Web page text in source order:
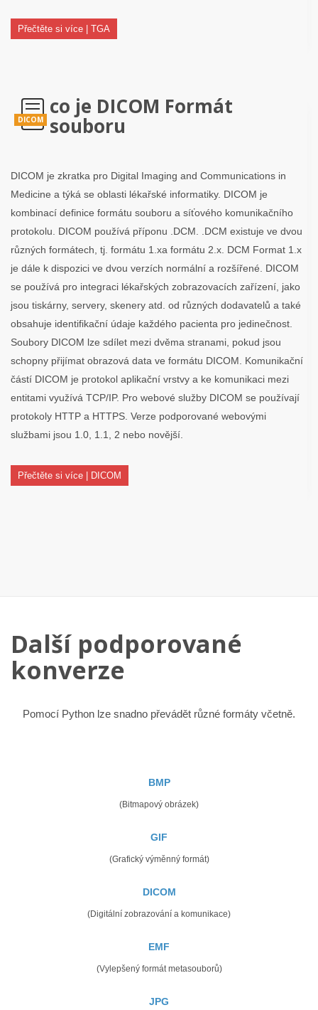
Přečtěte si více | TGA
DICOM
co je DICOM Formát
souboru
DICOM je zkratka pro Digital Imaging and Communications in
Medicine a týká se oblasti lékařské informatiky. DICOM je
kombinací definice formátu souboru a síťového komunikačního
protokolu. DICOM používá příponu .DCM. .DCM existuje ve dvou
různých formátech, tj. formátu 1.xa formátu 2.x. DCM Format 1.x
je dále k dispozici ve dvou verzích normální a rozšířené. DICOM
se používá pro integraci lékařských zobrazovacích zařízení, jako
jsou tiskárny, servery, skenery atd. od různých dodavatelů a také
obsahuje identifikační údaje každého pacienta pro jedinečnost.
Soubory DICOM lze sdílet mezi dvěma stranami, pokud jsou
schopny přijímat obrazová data ve formátu DICOM. Komunikační
částí DICOM je protokol aplikační vrstvy a ke komunikaci mezi
entitami využívá TCP/IP. Pro webové služby DICOM se používají
protokoly HTTP a HTTPS. Verze podporované webovými
službami jsou 1.0, 1.1, 2 nebo novější.
Přečtěte si více | DICOM
Další podporované
konverze
Pomocí Python lze snadno převádět různé formáty včetně.
BMP
(Bitmapový obrázek)
GIF
(Grafický výměnný formát)
DICOM
(Digitální zobrazování a komunikace)
EMF
(Vylepšený formát metasouborů)
JPG